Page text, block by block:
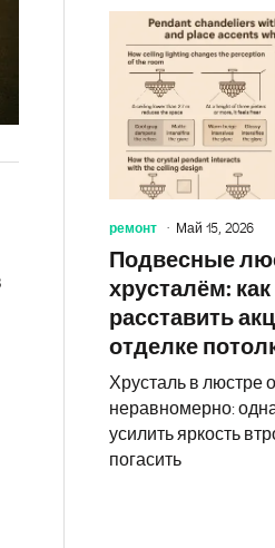
ремонт Май 15, 2026
Подвесные
хрусталём:
расставить
отделке
Хрусталь в люстре
неравномерно:
усилить яркость
погасить